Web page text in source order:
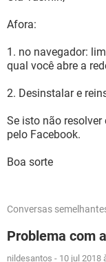
Afora:
1. no navegador:
qual você abre a
2. Desinstalar e
Se isto não resolver
pelo Facebook.
Boa sorte
Conversas
Problema com
nildesantos - 10 jul 2018